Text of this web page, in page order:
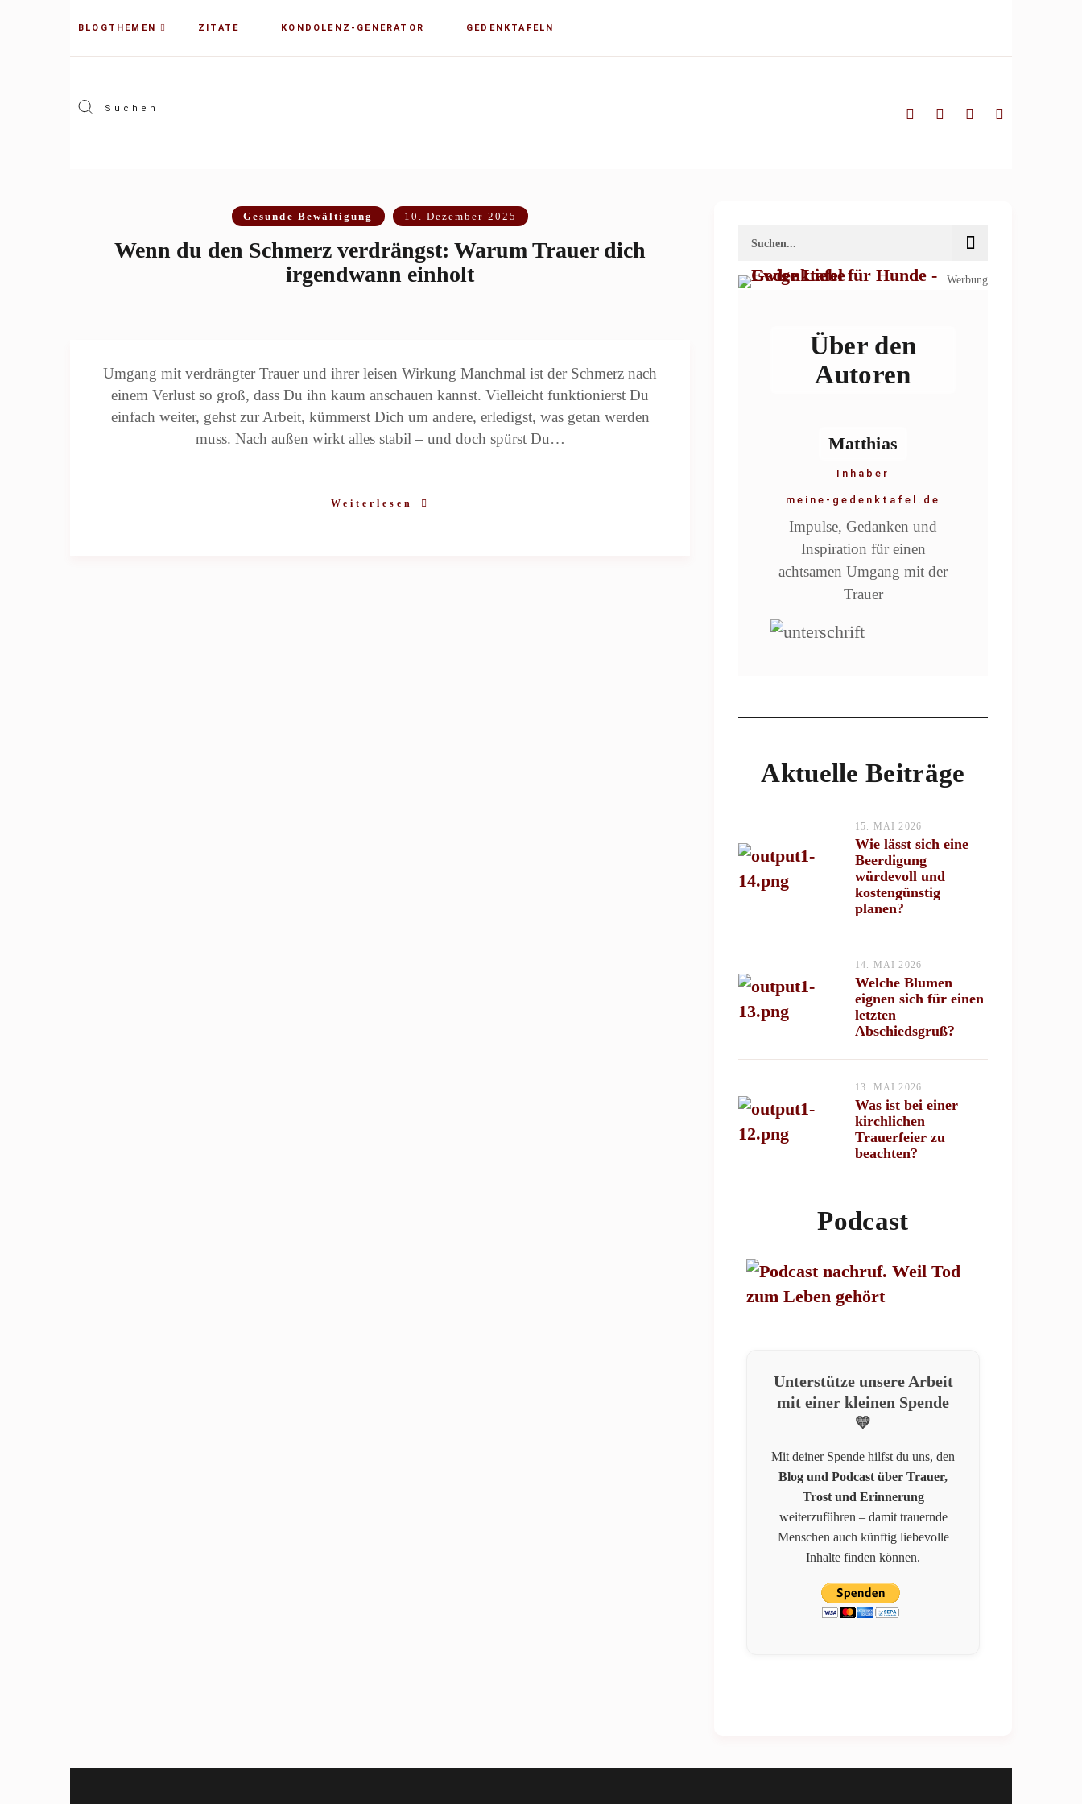
BLOGTHEMEN ZITATE KONDOLENZ-GENERATOR GEDENKTAFELN
Gesunde Bewältigung 10. Dezember 2025
Wenn du den Schmerz verdrängst: Warum Trauer dich
irgendwann einholt
Umgang mit verdrängter Trauer und ihrer leisen Wirkung Manchmal ist der Schmerz nach
einem Verlust so groß, dass Du ihn kaum anschauen kannst. Vielleicht funktionierst Du
einfach weiter, gehst zur Arbeit, kümmerst Dich um andere, erledigst, was getan werden
muss. Nach außen wirkt alles stabil – und doch spürst Du…
Weiterlesen
Werbung
Über den
Autoren
Matthias
Inhaber
meine-gedenktafel.de
Impulse, Gedanken und
Inspiration für einen
achtsamen Umgang mit der
Trauer
Aktuelle Beiträge
15. MAI 2026
Wie lässt sich eine
Beerdigung
würdevoll und
kostengünstig
planen?
14. MAI 2026
Welche Blumen
eignen sich für einen
letzten
Abschiedsgruß?
13. MAI 2026
Was ist bei einer
kirchlichen
Trauerfeier zu
beachten?
Podcast
Unterstütze unsere Arbeit
mit einer kleinen Spende
💛
Mit deiner Spende hilfst du uns, den
Blog und Podcast über Trauer,
Trost und Erinnerung
weiterzuführen – damit trauernde
Menschen auch künftig liebevolle
Inhalte finden können.